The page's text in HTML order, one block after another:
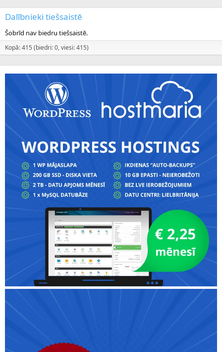
Dalībnieki tiešsaistē
Šobrīd nav biedru tiešsaistē.
Kopā: 415 (biedri: 0, viesi: 415)